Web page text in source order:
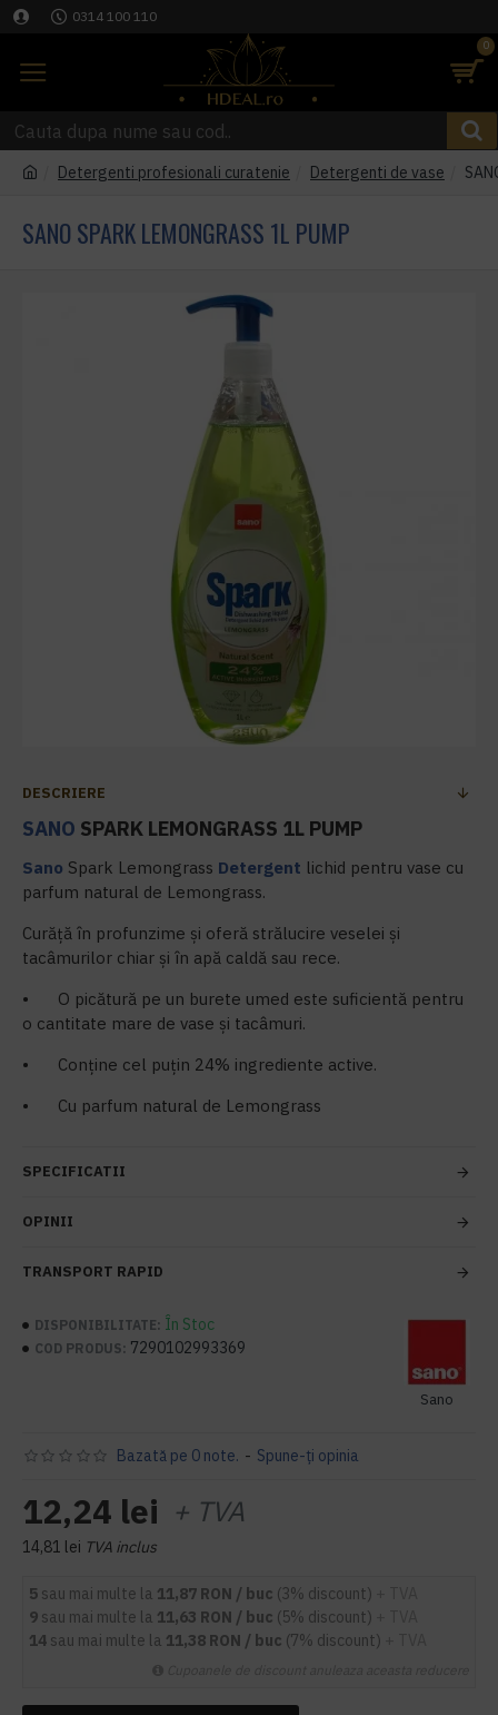
0314 100 110
0
Detergenti profesionali curatenie Detergenti de vase
SANO SPARK LEMONGRASS 1L PUMP
DESCRIERE
SANO SPARK LEMONGRASS 1L PUMP
Sano Spark Lemongrass Detergent lichid pentru vase cu
parfum natural de Lemongrass.
Curăţă în profunzime și oferă strălucire veselei și
tacâmurilor chiar şi în apă caldă sau rece.
•
O picătură pe un burete umed este suficientă pentru
o cantitate mare de vase şi tacâmuri.
•
Conține cel puțin 24% ingrediente active.
•
Cu parfum natural de Lemongrass
SPECIFICATII
OPINII
TRANSPORT RAPID
DISPONIBILITATE: În Stoc
COD PRODUS: 7290102993369
Sano
Bazată pe 0 note. - Spune-ţi opinia
12,24 lei + TVA
14,81 lei TVA inclus
5 sau mai multe la 11,87 RON / buc (3% discount)
9 sau mai multe la 11,63 RON / buc (5% discount)
14 sau mai multe la 11,38 RON / buc (7% discount)